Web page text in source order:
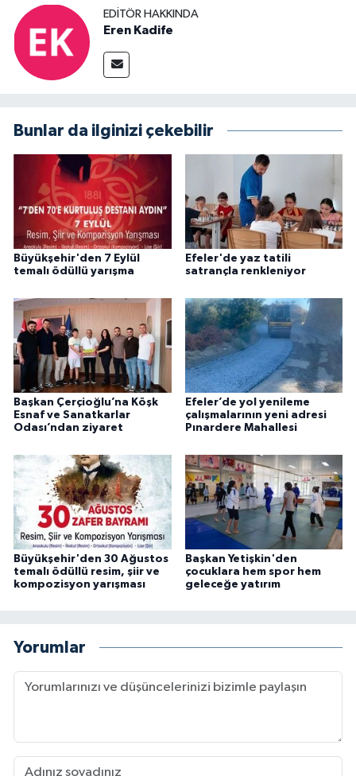
EDITÖR HAKKINDA
Eren Kadife
Bunlar da ilginizi çekebilir
Büyükşehir'den 7 Eylül
temalı ödüllü yarışma
Efeler'de yaz tatili
satrançla renkleniyor
Başkan Çerçioğlu’na Köşk
Esnaf ve Sanatkarlar
Odası’ndan ziyaret
Efeler’de yol yenileme
çalışmalarının yeni adresi
Pınardere Mahallesi
Büyükşehir'den 30 Ağustos
temalı ödüllü resim, şiir ve
kompozisyon yarışması
Başkan Yetişkin'den
çocuklara hem spor hem
geleceğe yatırım
Yorumlar